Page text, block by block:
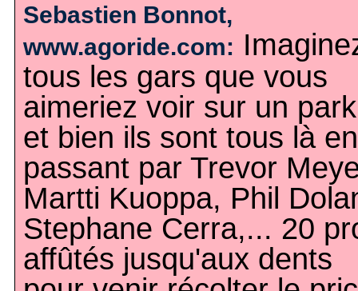
Sebastien Bonnot,
www.agoride.com:
tous les gars que vous
aimeriez voir sur un
et bien ils sont tous là en
passant par Trevor
Martti Kuoppa, Phil
Stephane Cerra,... 20
affûtés jusqu'aux dents